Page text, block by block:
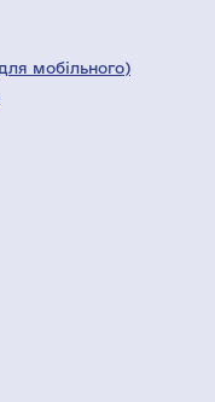
мобільного)